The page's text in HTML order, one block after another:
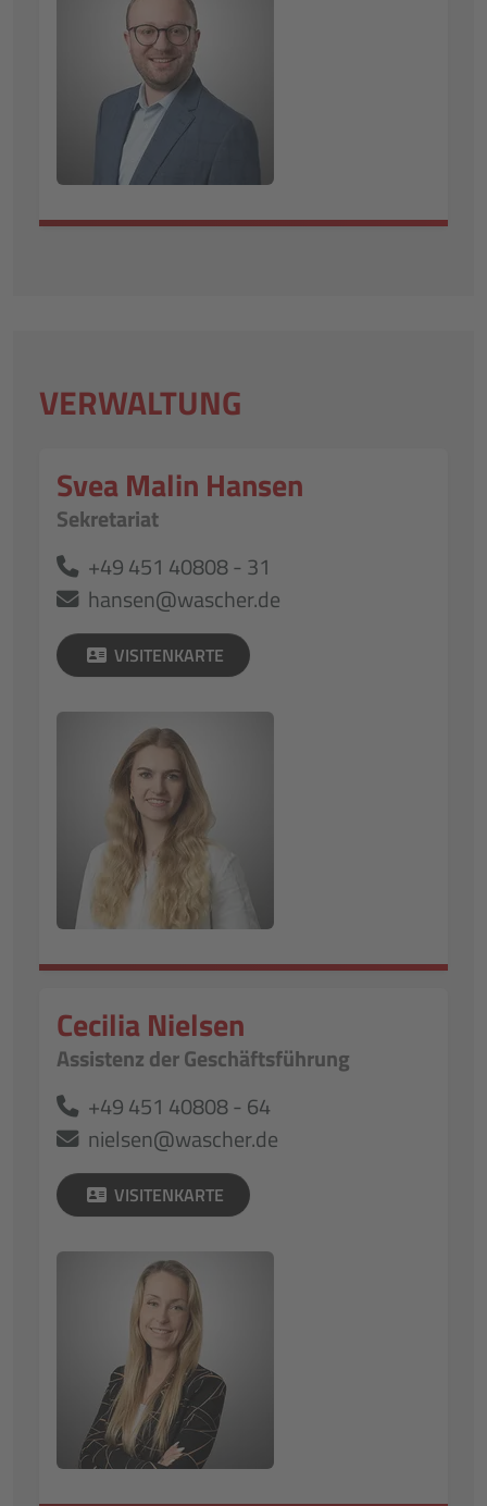
VERWALTUNG
Svea Malin Hansen
Sekretariat
+49 451 40808 - 31
hansen@wascher.de
VISITENKARTE
Cecilia Nielsen
Assistenz der Geschäftsführung
+49 451 40808 - 64
nielsen@wascher.de
VISITENKARTE